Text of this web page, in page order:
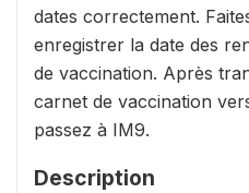
dates correctement.
enregistrer la date des
de vaccination. Après
carnet de vaccination
passez à IM9.
Description